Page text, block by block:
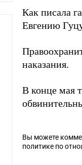
Как писала
Евгению
наказания.
В конце мая
Вы можете
политике по